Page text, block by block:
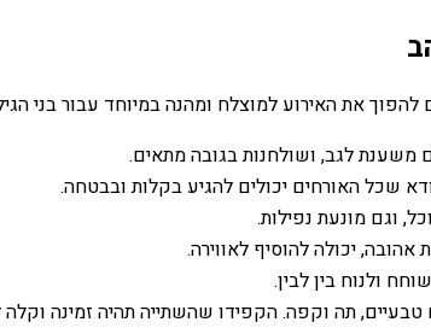
את האירוע למוצלח ומהנה במיוחד עבור בני
משענת לגב, ושולחנות בגובה מתאים.
שכל האורחים יכולים להגיע בקלות ובבטחה.
וגם מונעת נפילות.
יכולה להוסיף לאווירה.
ולנוח בין לבין.
טבעיים, תה וקפה. הקפידו שהשתייה תהיה זמינה